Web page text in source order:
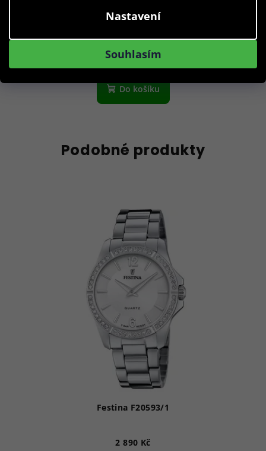
Nastavení
Souhlasím
Skladem
Do košíku
Podobné produkty
Festina F20593/1
2 890 Kč